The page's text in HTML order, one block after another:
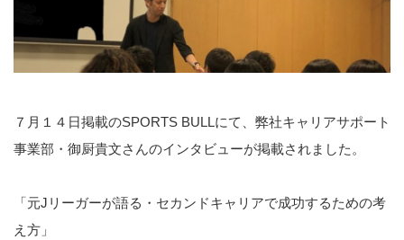
７月１４日掲載のSPORTS BULLにて、弊社キャリアサポート
事業部・御厨貴文さんのインタビューが掲載されました。
「元Jリーガーが語る・セカンドキャリアで成功するための考
え方」